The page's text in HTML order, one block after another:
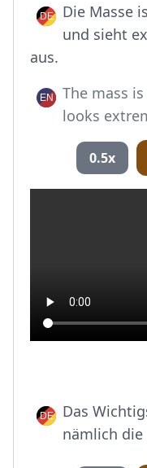
Die Masse
und sieht
aus.
The mass
looks
0.5x
Das
nämlich